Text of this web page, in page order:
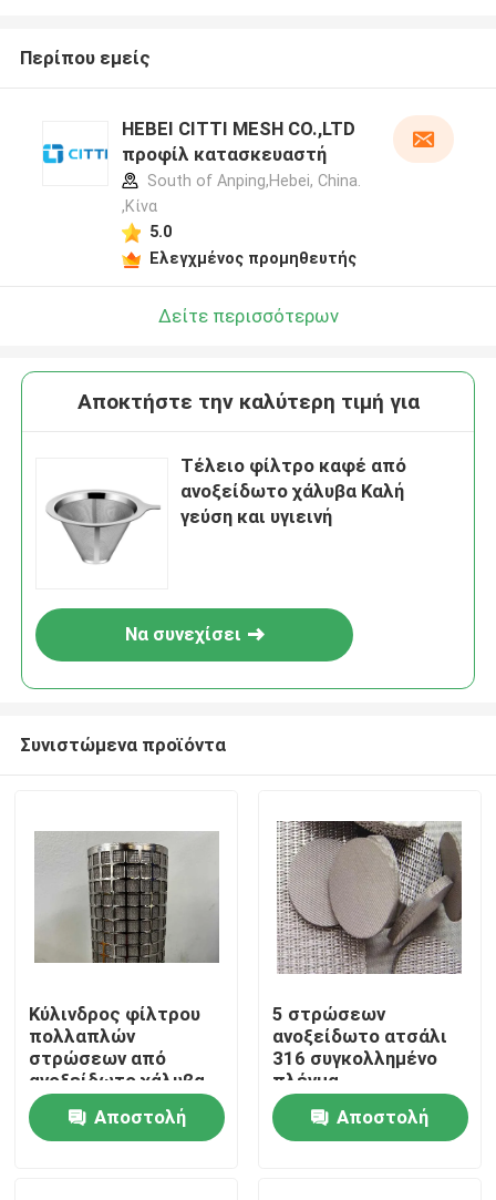
Σπίτι
Προϊόντα
Περίπου εμείς
HEBEI CITTI MESH CO.,LTD
προφίλ κατασκευαστή
South of Anping,Hebei, China.
,Κίνα
5.0
Ελεγχμένος προμηθευτής
Δείτε περισσότερων
Αποκτήστε την καλύτερη τιμή για
Τέλειο φίλτρο καφέ από
ανοξείδωτο χάλυβα Καλή
γεύση και υγιεινή
Να συνεχίσει
Συνιστώμενα προϊόντα
Κύλινδρος φίλτρου
πολλαπλών
στρώσεων από
ανοξείδωτο χάλυβα
316 που
χρησιμοποιείται για
το φιλτράρισμα
Αποστολή
5 στρώσεων
ανοξείδωτο ατσάλι
316 συγκολλημένο
πλέγμα
500mm*1000m 1
Micron Φίλτρο
Αποστολή